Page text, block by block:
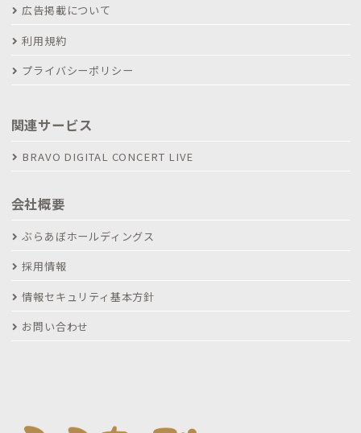
広告掲載について
利用規約
プライバシーポリシー
関連サービス
BRAVO DIGITAL CONCERT LIVE
会社概要
ぶらあぼホールディングス
採用情報
情報セキュリティ基本方針
お問い合わせ